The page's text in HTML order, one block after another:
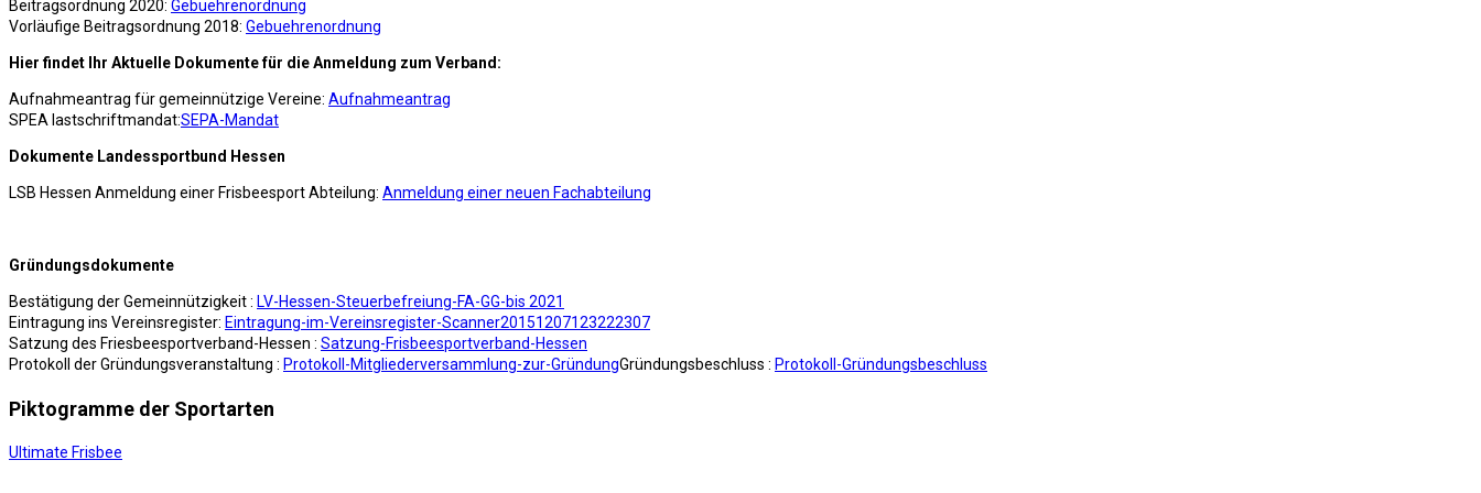
Beitragsordnung 2020: Gebuehrenordnung
Vorläufige Beitragsordnung 2018: Gebuehrenordnung
Hier findet Ihr Aktuelle Dokumente für die Anmeldung zum Verband:
Aufnahmeantrag für gemeinnützige Vereine: Aufnahmeantrag
SPEA lastschriftmandat:SEPA-Mandat
Dokumente Landessportbund Hessen
LSB Hessen Anmeldung einer Frisbeesport Abteilung: Anmeldung einer neuen Fachabteilung
Gründungsdokumente
Bestätigung der Gemeinnützigkeit : LV-Hessen-Steuerbefreiung-FA-GG-bis 2021
Eintragung ins Vereinsregister: Eintragung-im-Vereinsregister-Scanner20151207123222307
Satzung des Friesbeesportverband-Hessen : Satzung-Frisbeesportverband-Hessen
Protokoll der Gründungsveranstaltung : Protokoll-Mitgliederversammlung-zur-GründungGründungsbeschluss : Protokoll-Gründungsbeschluss
Piktogramme der Sportarten
Ultimate Frisbee